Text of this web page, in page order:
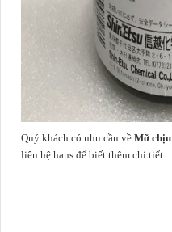
Quý khách có nhu cầu về Mỡ chịu
liên hệ hans để biết thêm chi tiết